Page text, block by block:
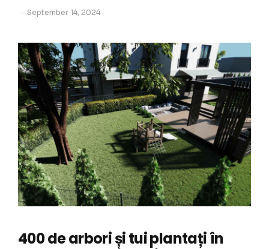
September 14, 2024
400 de arbori și tui plantați în